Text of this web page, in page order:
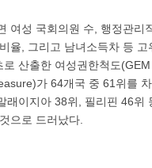
여성 국회의원 수, 행정관리
율, 그리고 남녀소득차 등 고
로 산출한 여성권한척도
가 64개국 중 61위를
래이지아 38위, 필리핀 46위
으로 드러났다.